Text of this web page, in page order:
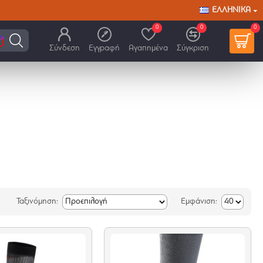
ΕΛΛΗΝΙΚΆ
Σύνδεση Εγγραφή Αγαπημένα
0
Σύγκριση
0 0
Ταξινόμηση: Εμφάνιση: